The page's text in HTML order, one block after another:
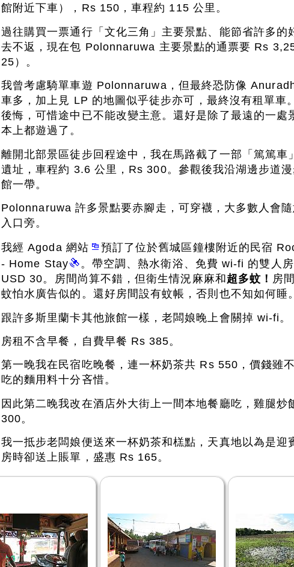
館附近下車），Rs 150，車程約 115 公里。
過往購買一票通行「文化三角」主要景點、能節省許多的
去不返，現在包 Polonnaruwa 主要景點的通票要 Rs
25）。
我曾考慮騎單車遊 Polonnaruwa，但最終恐防像
車多，加上見 LP 的地圖似乎徒步亦可，最終沒有租單車
後悔，可惜途中已不能改變主意。還好是除了最遠的一處
本上都遊過了。
離開北部景區徒步回程途中，我在馬路截了一部「篤篤車
遺址，車程約 3.6 公里，Rs 300。參觀後我沿湖邊步道
館一帶。
Polonnaruwa 許多景點要赤腳走，可穿襪，大多數人會
入口旁。
我經 Agoda 網站
預訂了位於舊城區鐘樓附近的民宿
- Home Stay
。帶空調、熱水衛浴、免費 wi-fi 的雙人
USD 30。房間尚算不錯，但衛生情況麻麻和 超多蚊！ 房
蚊怕水廣告似的。還好房間設有蚊帳，否則也不知如何睡。
跟許多斯里蘭卡其他旅館一樣，老闆娘晚上會關掉 wi-fi。
房租不含早餐，自費早餐 Rs 385。
第一晚我在民宿吃晚餐，連一杯奶茶共 Rs 550，價錢雖
吃的麵用料十分吝惜。
因此第二晚我改在酒店外大街上一間本地餐廳吃，雞腿炒
300。
我一抵步老闆娘便送來一杯奶茶和榚點，天真地以為是迎
房時卻送上賬單，盛惠 Rs 165。